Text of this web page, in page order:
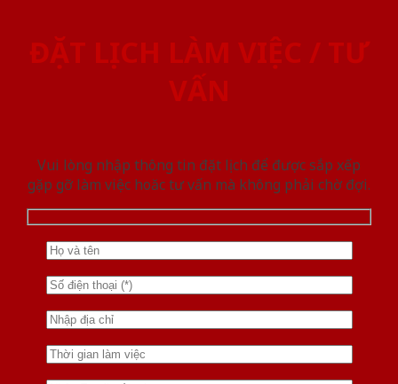
ĐẶT LỊCH LÀM VIỆC / TƯ
VẤN
Vui lòng nhập thông tin đặt lịch để được sắp xếp
gặp gỡ làm việc hoăc tư vấn mà không phải chờ đợi.